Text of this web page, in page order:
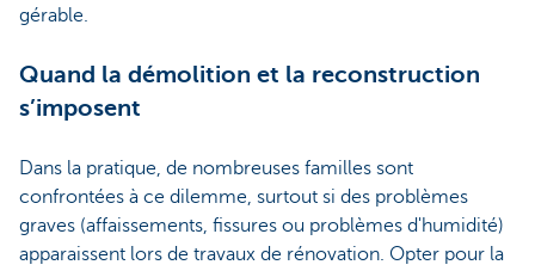
gérable.
Quand la démolition et la reconstruction
s’imposent
Dans la pratique, de nombreuses familles sont
confrontées à ce dilemme, surtout si des problèmes
graves (affaissements, fissures ou problèmes d'humidité)
apparaissent lors de travaux de rénovation. Opter pour la